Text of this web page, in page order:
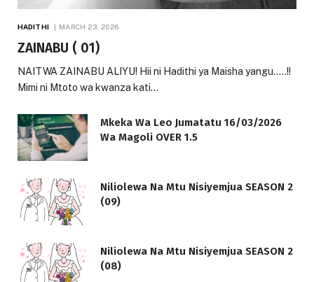
HADITHI MARCH 23, 2026
ZAINABU ( 01)
NAITWA ZAINABU ALIYU! Hii ni Hadithi ya Maisha yangu…..!!
Mimi ni Mtoto wa kwanza kati…
Mkeka Wa Leo Jumatatu 16/03/2026
Wa Magoli OVER 1.5
Niliolewa Na Mtu Nisiyemjua SEASON 2
(09)
Niliolewa Na Mtu Nisiyemjua SEASON 2
(08)